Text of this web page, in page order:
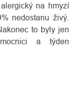
na hmyzí
nedostanu živý.
to byly jen
a týden